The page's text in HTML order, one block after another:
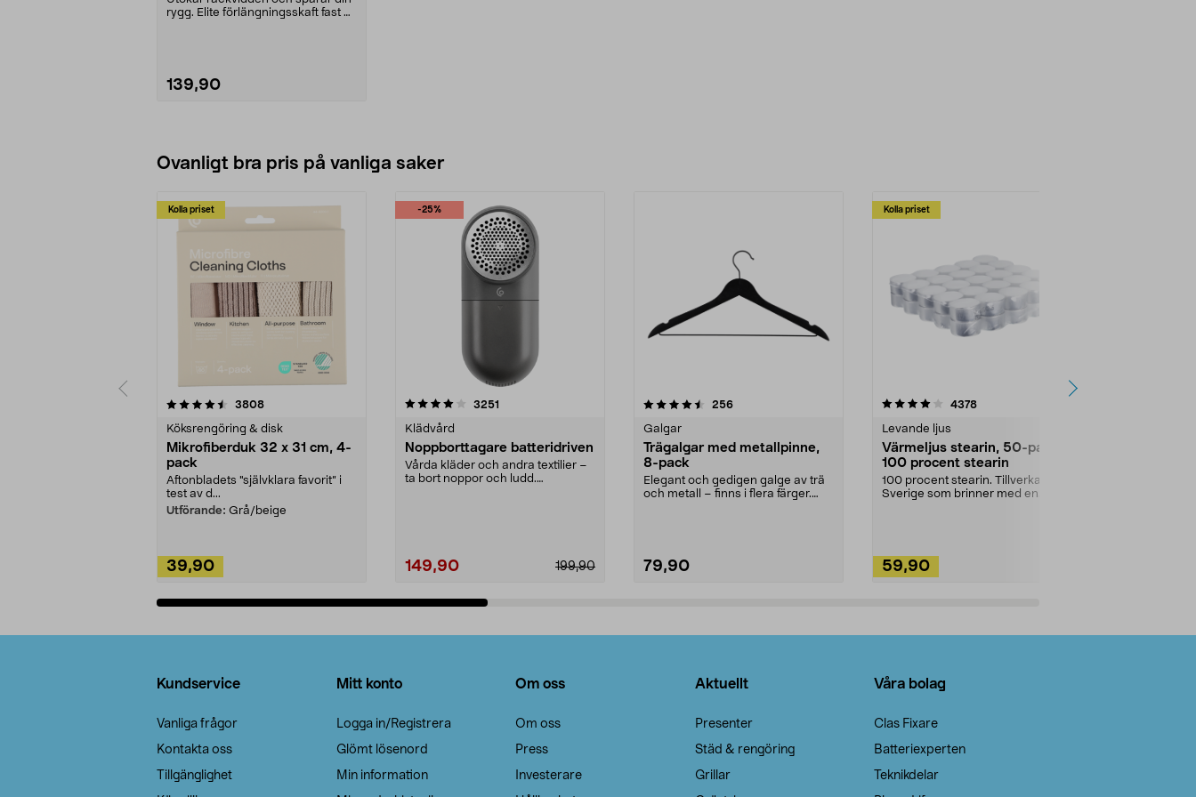
rygg. Elite förlängningsskaft fast –
139,90
Ovanligt bra pris på vanliga saker
Kolla priset
3808recensioner
Köksrengöring & disk
Mikrofiberduk 32 x 31 cm, 4-
pack
Aftonbladets "självklara favorit” i
test av d...
Utförande: Grå/beige
39,90
-25%
4.0av 5 stjärnor 3251
Klädvård
Noppborttagare batteridriven
Vårda kläder och andra textilier –
ta bort noppor och ludd.
199,90
149,90
4.5av 5 stjärnor 256recensioner
Galgar
Trägalgar med metallpinne,
8-pack
Elegant och gedigen galge av trä
och metall – finns i flera färger.
79,90
Kolla priset
4.0av 5 stjärnor 4378recensioner
Levande ljus
Värmeljus stearin, 50-pack,
100 procent stearin
100 procent stearin. Tillverkade i
Sverige som brinner med en
59,90
4.5av 5 stjärnor
Kundservice
Vanliga frågor
Kontakta oss
Tillgänglighet
Mitt konto
Logga in/Registrera
Glömt lösenord
Min information
Om oss
Om oss
Press
Investerare
Aktuellt
Presenter
Städ & rengöring
Grillar
Våra bolag
Clas Fixare
Batteriexperten
Teknikdelar